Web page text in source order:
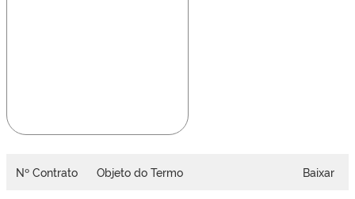
Nº Contrato Objeto do Termo Baixar